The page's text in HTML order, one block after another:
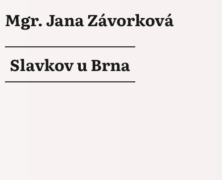
Mgr. Jana Závorková
Slavkov u Brna